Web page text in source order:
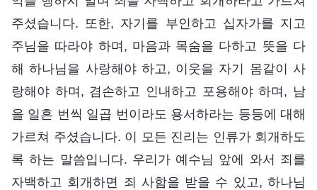
주셨습니다. 또한, 자기를 부인하고 십자가를 지고
주님을 따라야 하며, 마음과 목숨을 다하고 뜻을 다
해 하나님을 사랑해야 하고, 이웃을 자기 몸같이 사
랑해야 하며, 겸손하고 인내하고 포용해야 하며, 남
을 일흔 번씩 일곱 번이라도 용서하라는 등등에 대해
가르쳐 주셨습니다. 이 모든 진리는 인류가 회개하도
록 하는 말씀입니다. 우리가 예수님 앞에 와서 죄를
자백하고 회개하면 죄 사함을 받을 수 있고, 하나님